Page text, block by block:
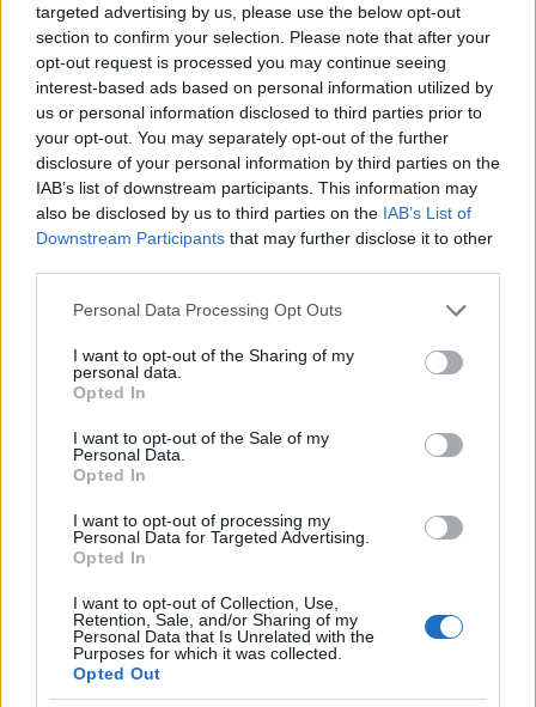
targeted advertising by us, please use the below opt-out
section to confirm your selection. Please note that after your
opt-out request is processed you may continue seeing
interest-based ads based on personal information utilized by
us or personal information disclosed to third parties prior to
your opt-out. You may separately opt-out of the further
disclosure of your personal information by third parties on the
IAB’s list of downstream participants. This information may
also be disclosed by us to third parties on the IAB’s List of
Downstream Participants that may further disclose it to other
Please note that this website/app uses one or more Google
not limited to your visit or usage behaviour. You may click to
grant or deny consent to Google and its third-party tags to
use your data for below specified purposes in below Google
consent section.
Personal Data Processing Opt Outs
I want to opt-out of the Sharing of my
personal data.
Opted In
I want to opt-out of the Sale of my
Personal Data.
Opted In
I want to opt-out of processing my
Personal Data for Targeted Advertising.
Opted In
I want to opt-out of Collection, Use,
Retention, Sale, and/or Sharing of my
Personal Data that Is Unrelated with the
Purposes for which it was collected.
Opted Out
A Gellérthegyre tervezett Nemzeti Panteon tervei + a
A nagyra törő gellérthegyi álmok helyett a közmunkatanács
ezer forintért háromszázezer facsemetével ültettette be a
kopár sziklát. Mivel 1885-ben hivatalosan is a Kerepesi
1893-ban miniszterelnöki előterjesztés alapján a 21 tagú
képviselőházi bizottság végleg elvetette a Gellérthegyre
szánt Nemzeti Panteon tervezetét. A javaslattal egy időben
ellenben parázs vita alakult ki az Andrássy út végén